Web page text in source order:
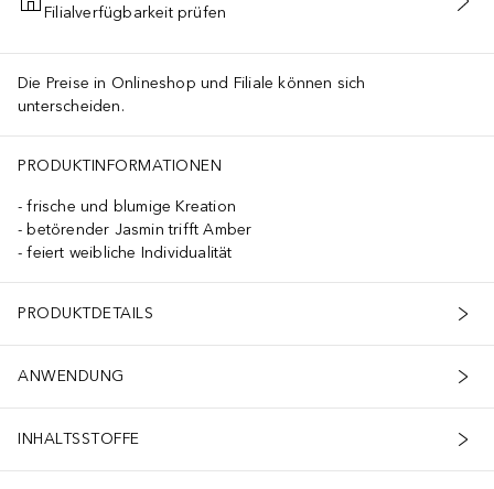
IN DEN WARENKORB
Filialverfügbarkeit prüfen
Die Preise in Onlineshop und Filiale können sich
unterscheiden.
PRODUKTINFORMATIONEN
frische und blumige Kreation
betörender Jasmin trifft Amber
feiert weibliche Individualität
PRODUKTDETAILS
ANWENDUNG
INHALTSSTOFFE